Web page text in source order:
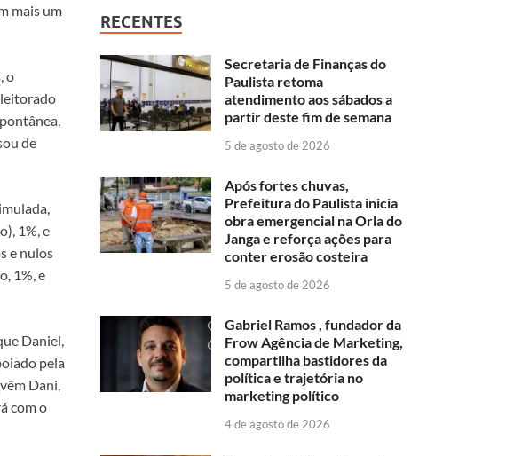
mais um
o
de
1%, e
e nulos
1%, e
Daniel,
pela
Dani,
com o
RECENTES
Secretaria de Finanças do
Paulista retoma
atendimento aos sábados a
partir deste fim de semana
5 de agosto de 2026
Após fortes chuvas,
Prefeitura do Paulista inicia
obra emergencial na Orla do
Janga e reforça ações para
conter erosão costeira
5 de agosto de 2026
Gabriel Ramos , fundador da
Frow Agência de Marketing,
compartilha bastidores da
política e trajetória no
marketing político
4 de agosto de 2026